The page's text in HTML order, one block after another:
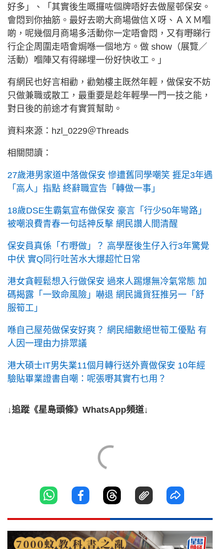
好多」、「其實後生嘅攞咗個牌唔好去做屋邨保安。
會悶到你抽筋。最好去啲大商場做信Ｘ呀、ＡＸＭ嗰
啲，呢幾個月商場多活動你一定唔會悶，又有嘢睇行
行企企周圍走唔會焗喺一個地方。做 show（展覽／
活動）嗰陣又有得睇埋一份好快收工。」
有網民也好言相勸，勸勉樓主既然年輕，做保安不妨
只做兼職或散工，最重要是趁年輕學一門一技之能，
對日後的前途才有實質幫助。
資料來源：hzl_0229＠Threads
相關閱讀：
27歲港男家道中落做保安 慘遭舊同學嘲笑 捱足3年遇
「高人」指點 終辭職宣告「轉做一事」
18歲DSE生霸氣宣布做保安 豪言「行少50年彎路」
被嘲浪費青春一句話神反擊 網民讚人間清醒
保安員真係「冇嘢做」？ 高學歷後生仔入行3年驚覺
中伏 實Q同行吐苦水大爆超忙日常
港女貪輕鬆想入行做保安 過來人踢爆無冷氣常態 加
碼揭露「一致命風險」嚇退 網民識貨狂推另一「舒
服筍工」
喺自己屋苑做保安好爽？ 網民細數絕世筍工優點 有
人因一理由力排眾議
港大碩士IT男失業11個月轉行送外賣做保安 10年經
驗貼畢業證書自嘲：呢張嘢其實冇乜用？
↓追蹤《星島頭條》WhatsApp頻道↓